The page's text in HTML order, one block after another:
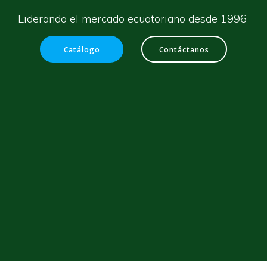
Liderando el mercado ecuatoriano desde 1996
Catálogo Contáctanos